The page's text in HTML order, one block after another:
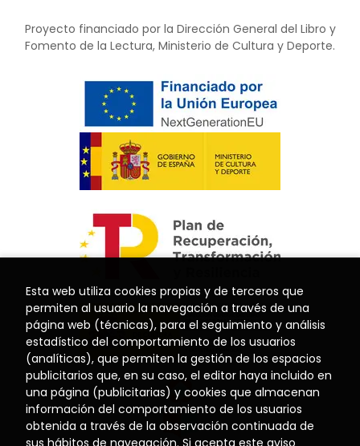
Proyecto financiado por la Dirección General del Libro y
Fomento de la Lectura, Ministerio de Cultura y Deporte.
Esta web utiliza cookies propias y de terceros que
permiten al usuario la navegación a través de una
página web (técnicas), para el seguimiento y análisis
estadístico del comportamiento de los usuarios
(analíticas), que permiten la gestión de los espacios
publicitarios que, en su caso, el editor haya incluido en
una página (publicitarias) y cookies que almacenan
información del comportamiento de los usuarios
obtenida a través de la observación continuada de
sus hábitos de navegación. Si acepta este aviso